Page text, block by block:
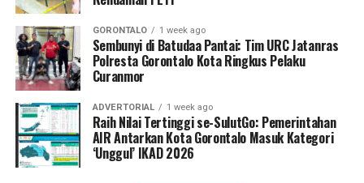
hingga tuntas, serta pengikisan stigma negatif terhadap
penyintas TBC di lingkungan warga.
“Literasi kesehatan warga adalah fondasi utama dalam
memutus rantai penularan TBC. Kami berupaya
menyampaikan edukasi yang persuasif dan mudah
dipahami agar warga tidak ragu melakukan pemeriksaan
apabila mengalami gejala batuk berkepanjangan,”
GORONTALO 1 week ago
Sembunyi di Batudaa Pantai: Tim URC Jatanras
Polresta Gorontalo Kota Ringkus Pelaku
Curanmor
ADVERTORIAL 1 week ago
Raih Nilai Tertinggi se-SulutGo: Pemerintahan
AIR Antarkan Kota Gorontalo Masuk Kategori
‘Unggul’ IKAD 2026